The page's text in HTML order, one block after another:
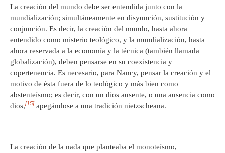
La creación del mundo debe ser entendida junto con la
mundialización; simultáneamente en disyunción, sustitución y
conjunción. Es decir, la creación del mundo, hasta ahora
entendido como misterio teológico, y la mundialización, hasta
ahora reservada a la economía y la técnica (también llamada
globalización), deben pensarse en su coexistencia y
copertenencia. Es necesario, para Nancy, pensar la creación y el
motivo de ésta fuera de lo teológico y más bien como
abstenteísmo; es decir, con un dios ausente, o una ausencia como
dios,[15] apegándose a una tradición nietzscheana.
La creación de la nada que planteaba el monoteísmo,